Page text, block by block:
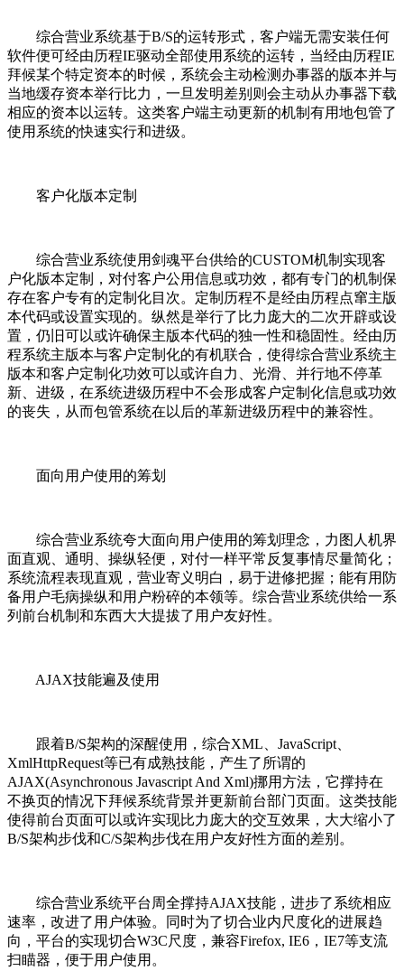
综合营业系统基于B/S的运转形式，客户端无需安装任何
软件便可经由历程IE驱动全部使用系统的运转，当经由历程IE
拜候某个特定资本的时候，系统会主动检测办事器的版本并与
当地缓存资本举行比力，一旦发明差别则会主动从办事器下载
相应的资本以运转。这类客户端主动更新的机制有用地包管了
使用系统的快速实行和进级。
客户化版本定制
综合营业系统使用剑魂平台供给的CUSTOM机制实现客
户化版本定制，对付客户公用信息或功效，都有专门的机制保
存在客户专有的定制化目次。定制历程不是经由历程点窜主版
本代码或设置实现的。纵然是举行了比力庞大的二次开辟或设
置，仍旧可以或许确保主版本代码的独一性和稳固性。经由历
程系统主版本与客户定制化的有机联合，使得综合营业系统主
版本和客户定制化功效可以或许自力、光滑、并行地不停革
新、进级，在系统进级历程中不会形成客户定制化信息或功效
的丧失，从而包管系统在以后的革新进级历程中的兼容性。
面向用户使用的筹划
综合营业系统夸大面向用户使用的筹划理念，力图人机界
面直观、通明、操纵轻便，对付一样平常反复事情尽量简化；
系统流程表现直观，营业寄义明白，易于进修把握；能有用防
备用户毛病操纵和用户粉碎的本领等。综合营业系统供给一系
列前台机制和东西大大提拔了用户友好性。
AJAX技能遍及使用
跟着B/S架构的深醒使用，综合XML、JavaScript、
XmlHttpRequest等已有成熟技能，产生了所谓的
AJAX(Asynchronous Javascript And Xml)挪用方法，它撑持在
不换页的情况下拜候系统背景并更新前台部门页面。这类技能
使得前台页面可以或许实现比力庞大的交互效果，大大缩小了
B/S架构步伐和C/S架构步伐在用户友好性方面的差别。
综合营业系统平台周全撑持AJAX技能，进步了系统相应
速率，改进了用户体验。同时为了切合业内尺度化的进展趋
向，平台的实现切合W3C尺度，兼容Firefox, IE6，IE7等支流
扫瞄器，便于用户使用。